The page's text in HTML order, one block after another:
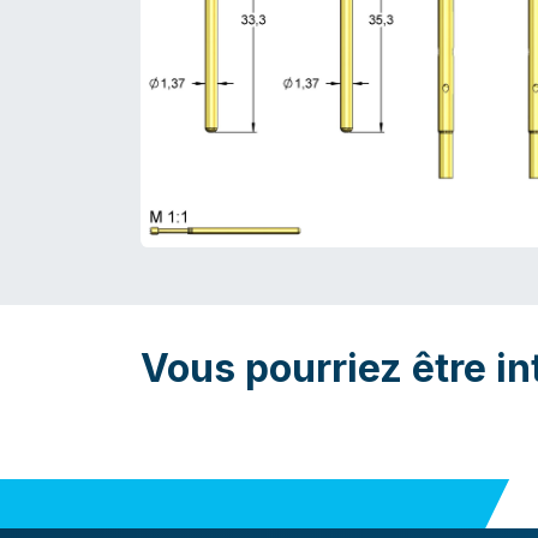
Vous pourriez être